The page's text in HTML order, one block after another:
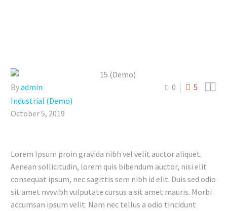
0 5 
Byadmin
Industrial (Demo)
October 5, 2019
Lorem Ipsum proin gravida nibh vel velit auctor aliquet.
Aenean sollicitudin, lorem quis bibendum auctor, nisi elit
consequat ipsum, nec sagittis sem nibh id elit. Duis sed odio
sit amet nvvvibh vulputate cursus a sit amet mauris. Morbi
accumsan ipsum velit. Nam nec tellus a odio tincidunt